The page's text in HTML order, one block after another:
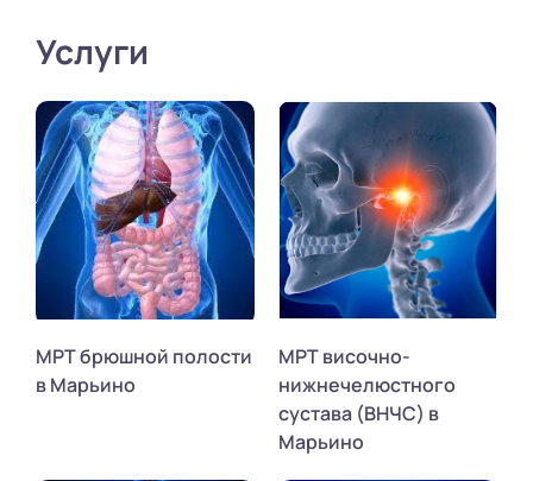
Услуги
МРТ брюшной полости
в Марьино
МРТ височно-
нижнечелюстного
сустава (ВНЧС) в
Марьино